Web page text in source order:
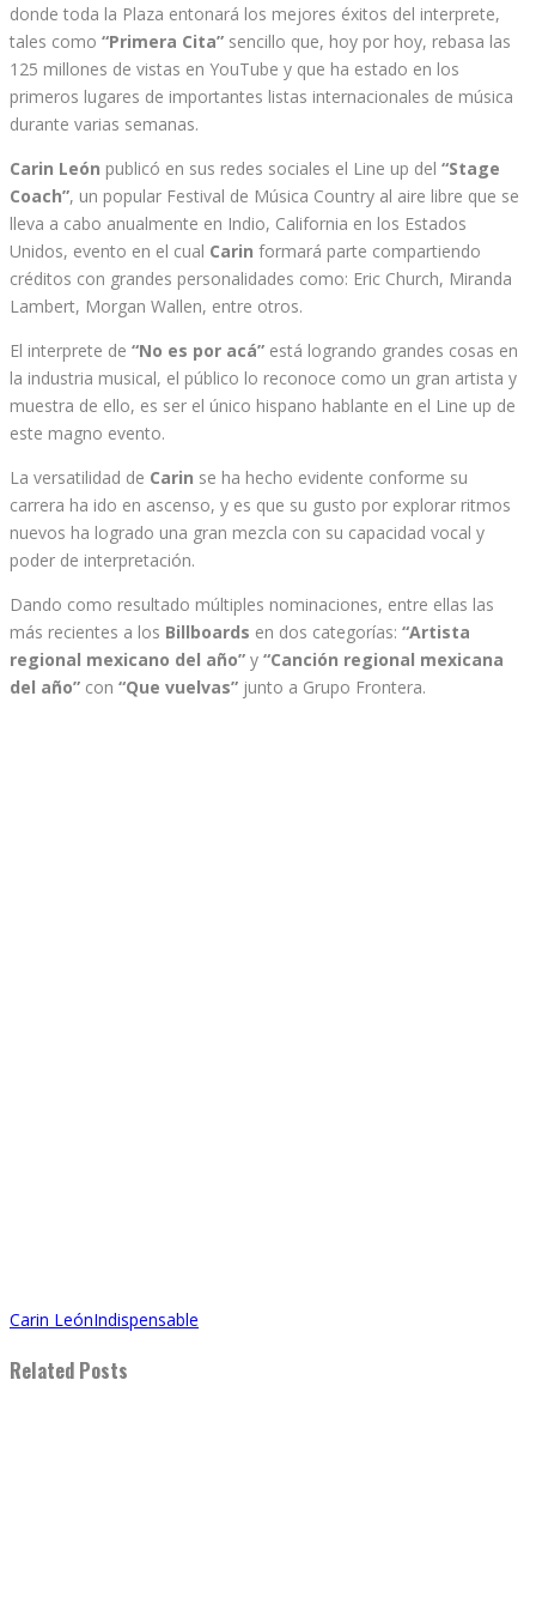
donde toda la Plaza entonará los mejores éxitos del interprete,
tales como “Primera Cita” sencillo que, hoy por hoy, rebasa las
125 millones de vistas en YouTube y que ha estado en los
primeros lugares de importantes listas internacionales de música
durante varias semanas.
Carin León publicó en sus redes sociales el Line up del “Stage
Coach”, un popular Festival de Música Country al aire libre que se
lleva a cabo anualmente en Indio, California en los Estados
Unidos, evento en el cual Carin formará parte compartiendo
créditos con grandes personalidades como: Eric Church, Miranda
Lambert, Morgan Wallen, entre otros.
El interprete de “No es por acá” está logrando grandes cosas en
la industria musical, el público lo reconoce como un gran artista y
muestra de ello, es ser el único hispano hablante en el Line up de
este magno evento.
La versatilidad de Carin se ha hecho evidente conforme su
carrera ha ido en ascenso, y es que su gusto por explorar ritmos
nuevos ha logrado una gran mezcla con su capacidad vocal y
poder de interpretación.
Dando como resultado múltiples nominaciones, entre ellas las
más recientes a los Billboards en dos categorías: “Artista
regional mexicano del año” y “Canción regional mexicana
del año” con “Que vuelvas” junto a Grupo Frontera.
Carin LeónIndispensable
Related Posts